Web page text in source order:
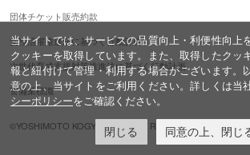
団体チケット販売約款
女性活躍推進法に基づく行動計画
次世代育成支援対策推進法に基づく行動計画
警備業標識
©YOSHIMOTO KOGYO,ALL Rights Reserved.
当サイトでは、サービスの品質向上・利便性向上
クッキーを取得しています。また、取得したクッ
報と紐付けて管理・利用する場合がございます。
意の上、当サイトをご利用ください。詳しくは当
シーポリシーをご確認ください。
閉じる 同意の上、閉じ